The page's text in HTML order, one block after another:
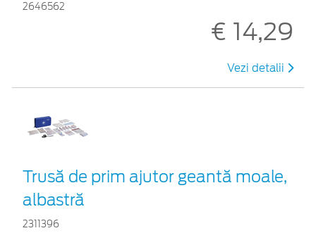
2646562
€ 14,29
Vezi detalii
Trusă de prim ajutor geantă moale,
albastră
2311396